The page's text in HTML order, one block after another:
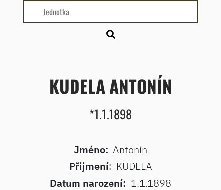
KUDELA ANTONÍN
*1.1.1898
Jméno: Antonín
Přijmení: KUDELA
Datum narození: 1.1.1898